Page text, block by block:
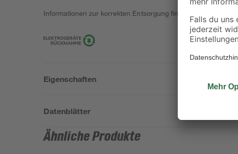
Informationen zur korrekten Entsorgung findest du
Eigenschaften
Datenblätter
Ähnliche Produkte